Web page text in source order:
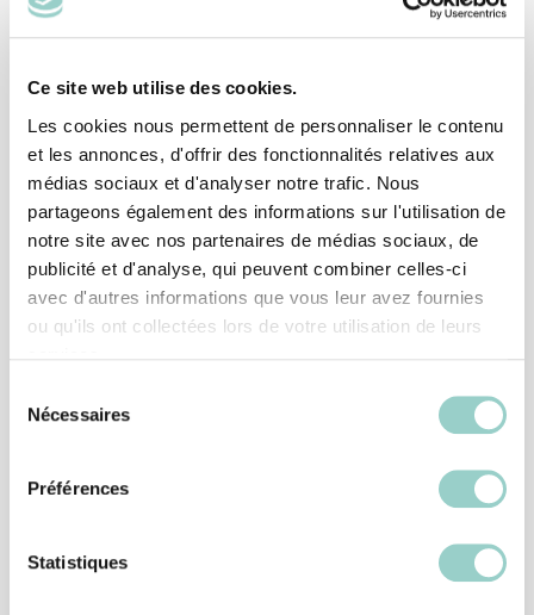
Ce site web utilise des cookies.
Les cookies nous permettent de personnaliser le contenu
et les annonces, d'offrir des fonctionnalités relatives aux
médias sociaux et d'analyser notre trafic. Nous
partageons également des informations sur l'utilisation de
notre site avec nos partenaires de médias sociaux, de
publicité et d'analyse, qui peuvent combiner celles-ci
avec d'autres informations que vous leur avez fournies
ou qu'ils ont collectées lors de votre utilisation de leurs
Nécessaires
Préférences
Statistiques
371
455
Bois
Collection de céramique Carrara
3 583